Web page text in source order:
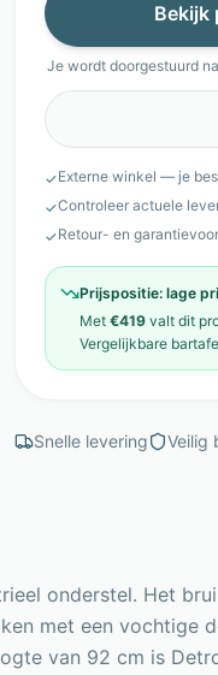
Bekijk
Je wordt doorgestuurd
✓Externe winkel — je
✓Controleer actuele
✓Retour- en
Prijspositie: lage
Met €419 valt dit
Vergelijkbare
Snelle levering Veilig
onderstel. Het
met een vochtige
van 92 cm is